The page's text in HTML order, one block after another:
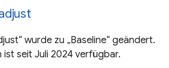
wurde zu „Baseline“ geändert.
ist seit Juli 2024 verfügbar.